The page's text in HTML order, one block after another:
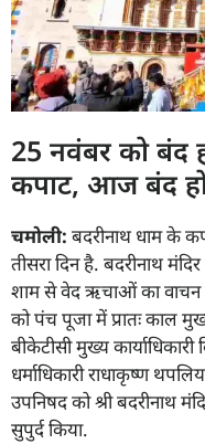
25 नवंबर को बंद
कपाट, आज बंद
चमोली: बदरीनाथ धाम के
तीसरा दिन है. बदरीनाथ
शाम से वेद ऋचाओं का वाचन
को पंच पूजा में प्रातः काल
बीकेटीसी मुख्य
धर्माधिकारी राधाकृष्ण
उपनिषद को श्री बदरीनाथ
सुपुर्द किया.